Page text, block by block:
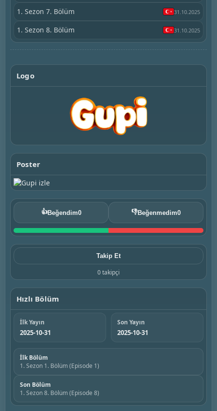
1. Sezon 7. Bölüm 31.10.2025
1. Sezon 8. Bölüm 31.10.2025
Logo
Poster
👍Beğendim0 👎Beğenmedim0
Takip Et
0 takipçi
Hızlı Bölüm
İlk Yayın
2025-10-31
Son Yayın
2025-10-31
İlk Bölüm
1. Sezon 1. Bölüm (Episode 1)
Son Bölüm
1. Sezon 8. Bölüm (Episode 8)